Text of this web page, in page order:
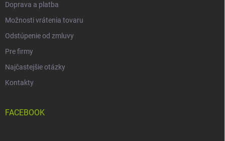
Doprava a platba
Možnosti vrátenia tovaru
Odstúpenie od zmluvy
Pre firmy
Najčastejšie otázky
Kontakty
FACEBOOK